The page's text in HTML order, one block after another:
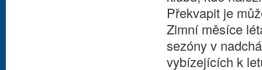
Překvapit je
Zimní měsíce
sezóny v
vybízejících k